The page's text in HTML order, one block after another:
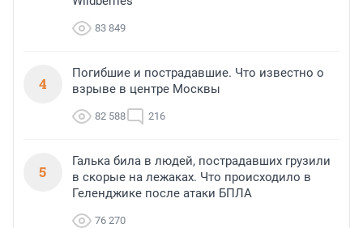
83 849
4
Погибшие и пострадавшие. Что известно о
взрыве в центре Москвы
82 588 216
5
Галька била в людей, пострадавших грузили
в скорые на лежаках. Что происходило в
Геленджике после атаки БПЛА
76 270